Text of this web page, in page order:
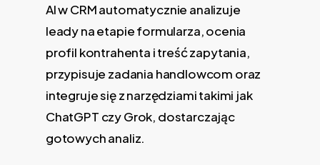
AI w CRM automatycznie analizuje
leady na etapie formularza, ocenia
profil kontrahenta i treść zapytania,
przypisuje zadania handlowcom oraz
integruje się z narzędziami takimi jak
ChatGPT czy Grok, dostarczając
gotowych analiz.